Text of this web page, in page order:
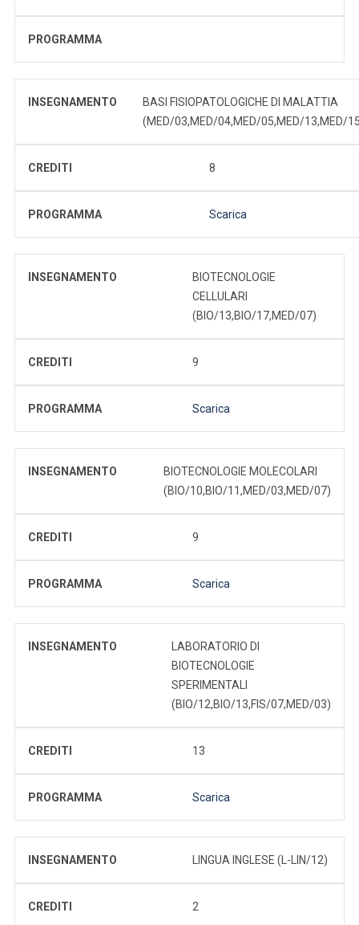
PROGRAMMA
INSEGNAMENTO
BASI FISIOPATOLOGICHE DI MALATTIA
(MED/03,MED/04,MED/05,MED/13,MED/
CREDITI 8
PROGRAMMA Scarica
INSEGNAMENTO
BIOTECNOLOGIE
CELLULARI
(BIO/13,BIO/17,MED/07)
CREDITI 9
PROGRAMMA Scarica
INSEGNAMENTO
BIOTECNOLOGIE MOLECOLARI
(BIO/10,BIO/11,MED/03,MED/07)
CREDITI 9
PROGRAMMA Scarica
INSEGNAMENTO
LABORATORIO DI
BIOTECNOLOGIE
SPERIMENTALI
(BIO/12,BIO/13,FIS/07,MED/03)
CREDITI 13
PROGRAMMA Scarica
INSEGNAMENTO LINGUA INGLESE (L-LIN/12)
CREDITI 2